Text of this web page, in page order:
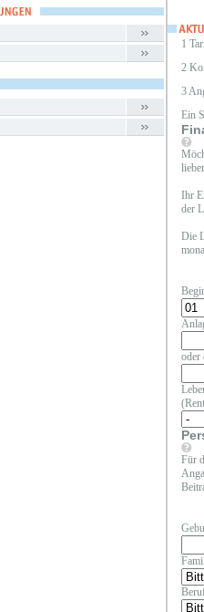
1
2
3
Ein
Ihr
der
Die
oder
Für